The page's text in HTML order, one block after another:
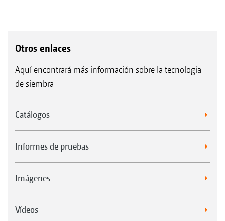
Otros enlaces
Aquí encontrará más información sobre la tecnología
de siembra
Catálogos
Informes de pruebas
Imágenes
Vídeos